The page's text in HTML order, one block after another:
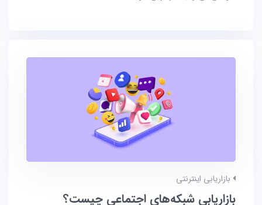
بازاریابی اینترنتی
بازاریابی شبکه‌‌های اجتماعی چیست؟